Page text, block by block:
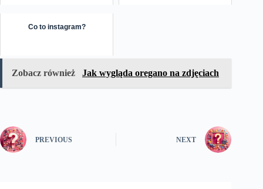
Co to instagram?
Zobacz również Jak wygląda oregano na zdjęciach
PREVIOUS NEXT